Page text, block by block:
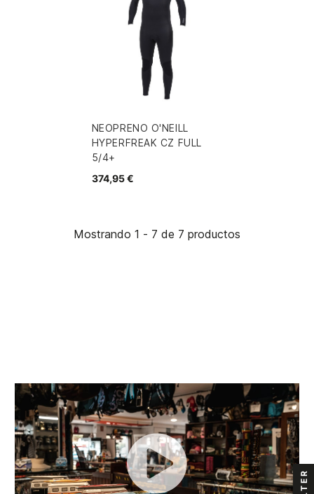
NEOPRENO O'NEILL
HYPERFREAK CZ FULL
5/4+
374,95 €
Mostrando 1 - 7 de 7 productos